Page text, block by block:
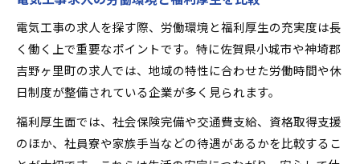
電気工事の求人を探す際、労働環境と福利厚生の充実度は長
く働く上で重要なポイントです。特に佐賀県小城市や神埼郡
吉野ヶ里町の求人では、地域の特性に合わせた労働時間や休
日制度が整備されている企業が多く見られます。
福利厚生面では、社会保険完備や交通費支給、資格取得支援
のほか、社員寮や家族手当などの待遇があるかを比較するこ